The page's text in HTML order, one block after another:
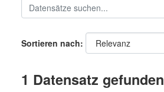
Sortieren nach
1 Datensatz gefunden